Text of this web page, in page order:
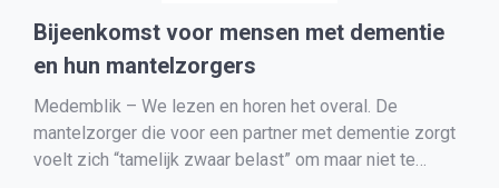
Bijeenkomst voor mensen met dementie
en hun mantelzorgers
Medemblik – We lezen en horen het overal. De
mantelzorger die voor een partner met dementie zorgt
voelt zich “tamelijk zwaar belast” om maar niet te